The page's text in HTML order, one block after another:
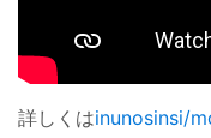
詳しくはinunosinsi/